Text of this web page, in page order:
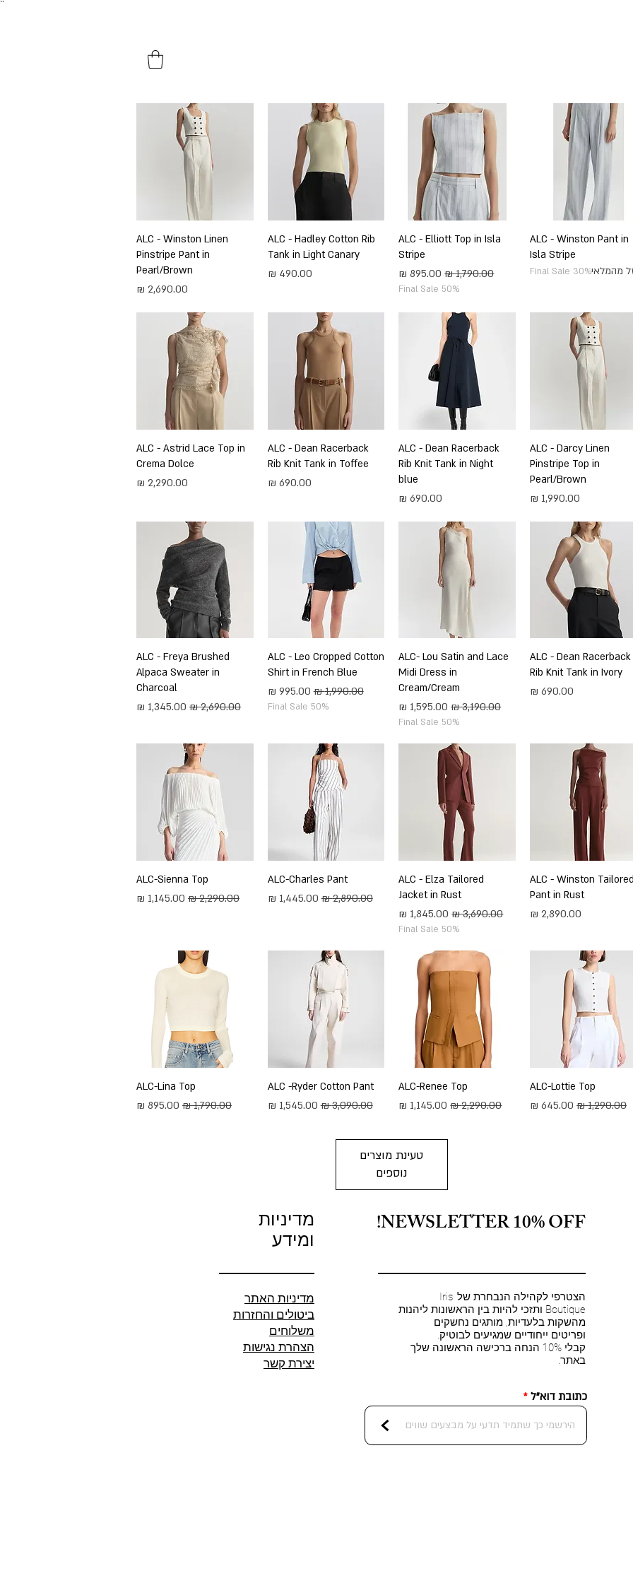
``​
תצוגה מהירה
ALC - Winston Pant in
Isla Stripe
מהמלאיFinal Sale 30%
תצוגה מהירה
ALC - Elliott Top in Isla
Stripe
מחיר רגיל‏1,790.00 ‏₪ מחיר מבצע
Final Sale 50%
תצוגה מהירה
ALC - Hadley Cotton Rib
Tank in Light Canary
מחיר
תצוגה מהירה
ALC - Winston Linen
Pinstripe Pant in
Pearl/Brown
מחיר
תצוגה מהירה
ALC - Darcy Linen
Pinstripe Top in
Pearl/Brown
מחיר
תצוגה מהירה
ALC - Dean Racerback
Rib Knit Tank in Night
blue
מחיר
תצוגה מהירה
ALC - Dean Racerback
Rib Knit Tank in Toffee
מחיר
תצוגה מהירה
ALC - Astrid Lace Top in
Crema Dolce
מחיר
תצוגה מהירה
ALC - Dean Racerback
Rib Knit Tank in Ivory
מחיר
תצוגה מהירה
ALC- Lou Satin and Lace
Midi Dress in
Cream/Cream
מחיר רגיל‏3,190.00 ‏₪ מחיר מבצע
Final Sale 50%
תצוגה מהירה
ALC - Leo Cropped Cotton
Shirt in French Blue
מחיר רגיל‏1,990.00 ‏₪ מחיר מבצע
Final Sale 50%
תצוגה מהירה
ALC - Freya Brushed
Alpaca Sweater in
Charcoal
מחיר רגיל
מחיר מבצע
תצוגה מהירה
ALC - Winston
Pant in Rust
מחיר
תצוגה מהירה
ALC - Elza Tailored
Jacket in Rust
מחיר רגיל‏3,690.00 ‏₪ מחיר מבצע
Final Sale 50%
תצוגה מהירה
ALC-Charles Pant
מחיר רגיל‏2,890.00 ‏₪ מחיר מבצע
תצוגה מהירה
ALC-Sienna Top
מחיר רגיל
מחיר מבצע
תצוגה מהירה
ALC-Lottie Top
מחיר רגיל
מחיר מבצע
תצוגה מהירה
ALC-Renee Top
מחיר רגיל‏2,290.00 ‏₪ מחיר מבצע
תצוגה מהירה
ALC -Ryder Cotton Pant
מחיר רגיל‏3,090.00 ‏₪ מחיר מבצע
תצוגה מהירה
ALC-Lina Top
מחיר רגיל
מחיר מבצע
טעינת מוצרים
נוספים
מדיניות
ומידע
מדיניות האתר
ביטולים והחזרות
משלוחים
הצהרת נגישות
יצירת קשר
NEWSLETTER 10% OFF!
הצטרפי לקהילה הנבחרת של Iris
Boutique ותזכי להיות בין הראשונות ליהנות
מהשקות בלעדיות, מותגים נחשקים
ופריטים ייחודיים שמגיעים לבוטיק.
קבלי 10% הנחה ברכישה הראשונה שלך
באתר.
כתובת דוא"ל
<